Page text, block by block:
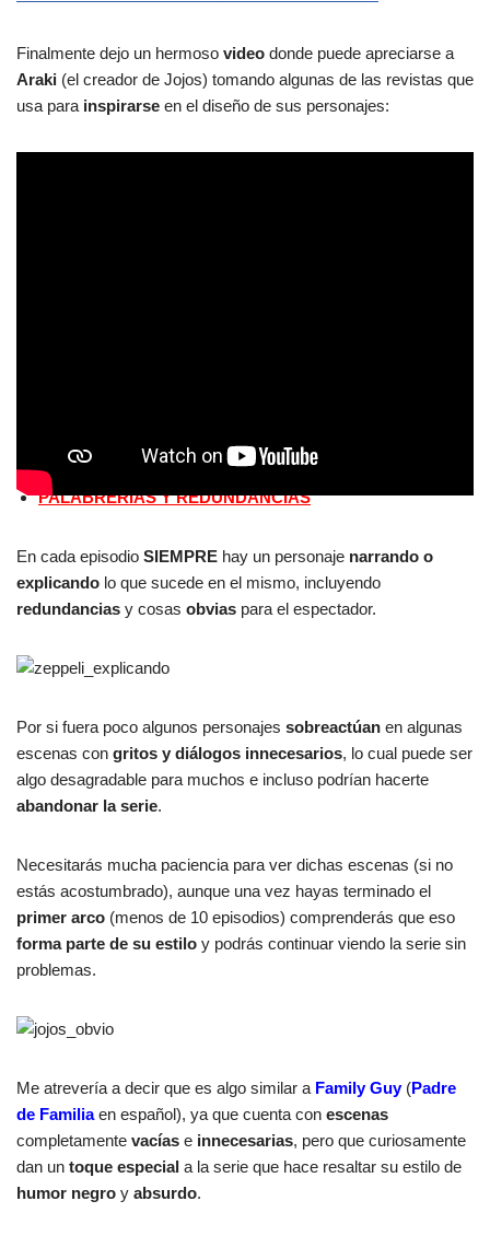
Finalmente dejo un hermoso video donde puede apreciarse a
Araki (el creador de Jojos) tomando algunas de las revistas que
usa para inspirarse en el diseño de sus personajes:
PALABRERÍAS Y REDUNDANCIAS
En cada episodio SIEMPRE hay un personaje narrando o
explicando lo que sucede en el mismo, incluyendo
redundancias y cosas obvias para el espectador.
Por si fuera poco algunos personajes sobreactúan en algunas
escenas con gritos y diálogos innecesarios, lo cual puede ser
algo desagradable para muchos e incluso podrían hacerte
abandonar la serie.
Necesitarás mucha paciencia para ver dichas escenas (si no
estás acostumbrado), aunque una vez hayas terminado el
primer arco (menos de 10 episodios) comprenderás que eso
forma parte de su estilo y podrás continuar viendo la serie sin
problemas.
Me atrevería a decir que es algo similar a Family Guy(Padre
de Familiaen español), ya que cuenta con escenas
completamente vacías e innecesarias, pero que curiosamente
dan un toque especial a la serie que hace resaltar su estilo de
humor negro y absurdo.